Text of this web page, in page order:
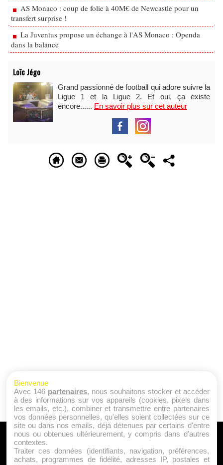
AS Monaco : coup de folie à 40M€ de Newcastle pour un
transfert surprise !
La Juventus propose un échange à l'AS Monaco : Openda
dans la balance
Loïc Jégo
Grand passionné de football qui adore suivre la
Ligue 1 et la Ligue 2. Et oui, ça existe
encore...... En savoir plus sur cet auteur
A PROPOS
Qui sommes nous ?
Bienvenue
Avec 146 partenaires, nous souhaitons stocker et accéder
à des informations sur vos appareils (cookies, pixels dans
les emails, etc.), combiner et transmettre entre partenaires
vos données personnelles, qu'elles soient collectées sur ce
site ou dans nos emails, déjà détenues par certains d'entre
nous ou obtenues ultérieurement, y compris dans d'autres
contextes.
Traiter ces données (identifiants, navigation, préférences,
achats, programmes de fidélité, adresses IP, postales et